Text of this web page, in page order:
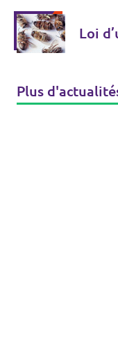
Loi
Plus